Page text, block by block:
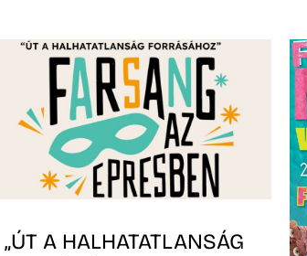
„ÚT A HALHATATLANSÁG